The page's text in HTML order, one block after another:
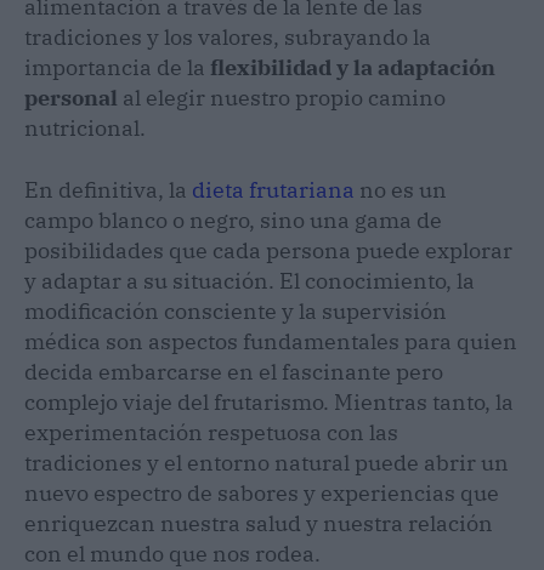
alimentación a través de la lente de las
tradiciones y los valores, subrayando la
importancia de la flexibilidad y la adaptación
personal al elegir nuestro propio camino
nutricional.
En definitiva, la dieta frutariana no es un
campo blanco o negro, sino una gama de
posibilidades que cada persona puede explorar
y adaptar a su situación. El conocimiento, la
modificación consciente y la supervisión
médica son aspectos fundamentales para quien
decida embarcarse en el fascinante pero
complejo viaje del frutarismo. Mientras tanto, la
experimentación respetuosa con las
tradiciones y el entorno natural puede abrir un
nuevo espectro de sabores y experiencias que
enriquezcan nuestra salud y nuestra relación
con el mundo que nos rodea.